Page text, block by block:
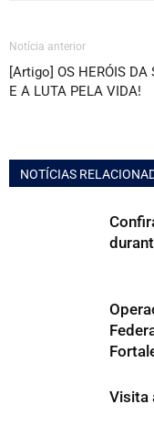
Notícia anterior
[Artigo] OS HERÓIS DA
E A LUTA PELA VIDA!
NOTÍCIAS
Visita